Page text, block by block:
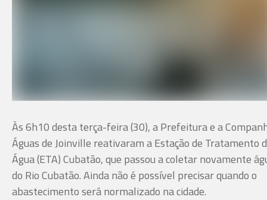
Às 6h10 desta terça-feira (30), a Prefeitura e a
Águas de Joinville reativaram a Estação de Tratamento
Água (ETA) Cubatão, que passou a coletar novamente
do Rio Cubatão. Ainda não é possível precisar quando o
abastecimento será normalizado na cidade.